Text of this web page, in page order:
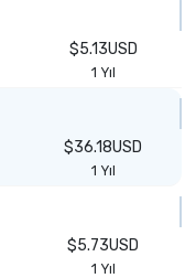
$5.13USD
1 Yıl
$36.18USD
1 Yıl
$5.73USD
1 Yıl